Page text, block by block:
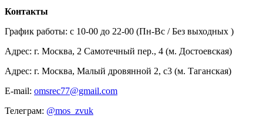
Контакты
График работы: c 10-00 до 22-00 (Пн-Вс / Без выходных )
Адрес: г. Москва, 2 Самотечный пер., 4 (м. Достоевская)
Адрес: г. Москва, Малый дровянной 2, с3 (м. Таганская)
E-mail: omsrec77@gmail.com
Телеграм: @mos_zvuk